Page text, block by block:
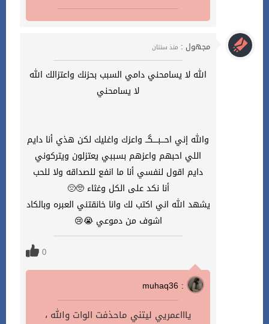
مجهول : منذ سنتان
الله لا يسامحني دامي السبب بحزنك واعتزالك الله
لا يسامحني
والله إني احـــبــــگــ واعزك واغليك لكن هذي أنا دايم
اللي احبهم واعزهم بسببي يعتزلون ويتركوني
دايم اقول لنفسي أنا ما انفع للصداقه ولا للحب
أنا نكد على الكل وغثاء 🥺😔
يشهد الله اني اكتب لك وانا خانقتني العبره وبالكاد
اشوف من دموعي 😭😢
0
muhaq36 :
ياااعمريي ليتني ماحذفت الوات والله ،